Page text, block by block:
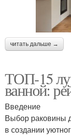
читать дальше →
ТОП-15
ванной:
Введение
Выбор раковины
в создании